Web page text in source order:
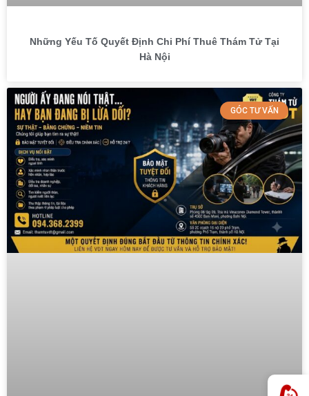
Những Yếu Tố Quyết Định Chi Phí Thuê Thám Tử Tại
Hà Nội
GÓC TƯ VẤN